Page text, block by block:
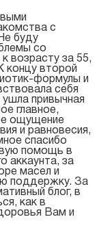
с
буду
со
возрасту за 55,
концу второй
формулы и
себя
привычная
главное,
ощущение
и равновесия,
спасибо
помощь в
аккаунта, за
масел и
поддержку. За
блог, в
как в
Вам и